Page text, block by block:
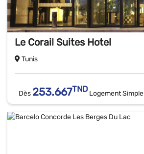
Le Corail Suites Hotel
Tunis
Dès 253.667TND Logement Simple